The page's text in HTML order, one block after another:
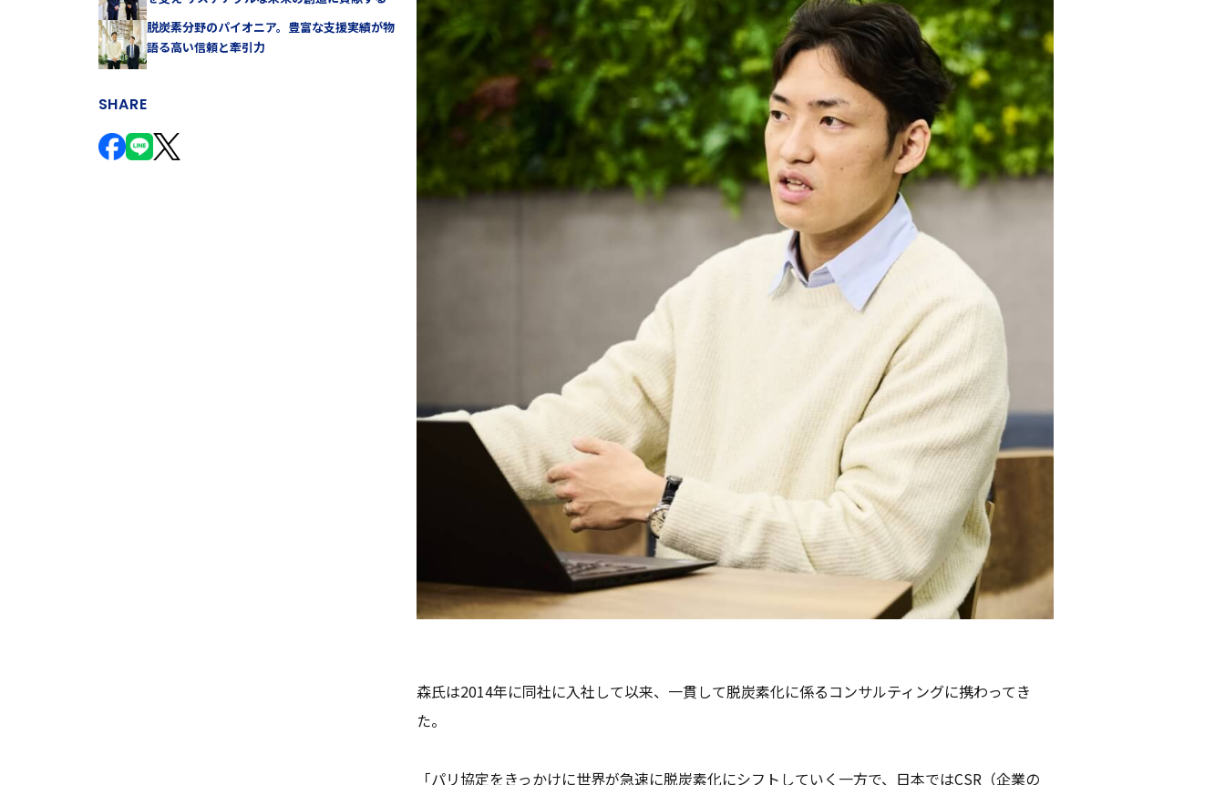
脱炭素分野のパイオニア。豊富な支援実績が物
語る高い信頼と牽引力
SHARE
森氏は2014年に同社に入社して以来、一貫して脱炭素化に係るコンサルティングに携わってき
た。
「パリ協定をきっかけに世界が急速に脱炭素化にシフトしていく一方で、日本ではCSR（企業の